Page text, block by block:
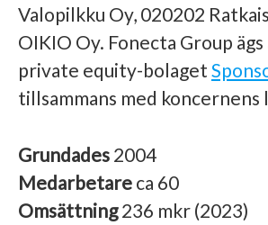
Valopilkku Oy, 020202
OIKIO Oy. Fonecta Group
private equity-bolaget
tillsammans med koncernens
Grundades 2004
Medarbetare ca 60
Omsättning236 mkr (2023)